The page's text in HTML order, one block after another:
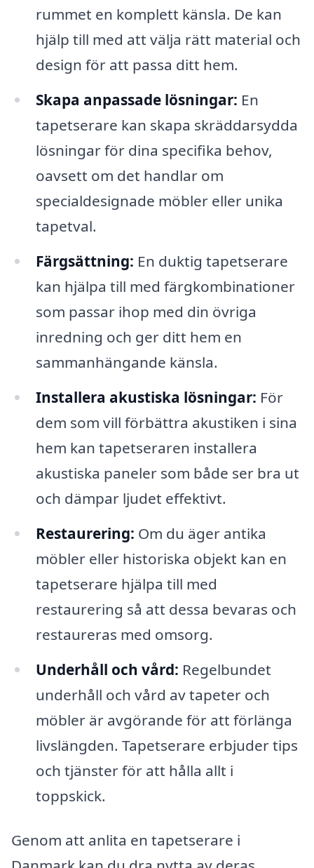
rummet en komplett känsla. De kan
hjälp till med att välja rätt material och
design för att passa ditt hem.
Skapa anpassade lösningar: En
tapetserare kan skapa skräddarsydda
lösningar för dina specifika behov,
oavsett om det handlar om
specialdesignade möbler eller unika
tapetval.
Färgsättning: En duktig tapetserare
kan hjälpa till med färgkombinationer
som passar ihop med din övriga
inredning och ger ditt hem en
sammanhängande känsla.
Installera akustiska lösningar: För
dem som vill förbättra akustiken i sina
hem kan tapetseraren installera
akustiska paneler som både ser bra ut
och dämpar ljudet effektivt.
Restaurering: Om du äger antika
möbler eller historiska objekt kan en
tapetserare hjälpa till med
restaurering så att dessa bevaras och
restaureras med omsorg.
Underhåll och vård: Regelbundet
underhåll och vård av tapeter och
möbler är avgörande för att förlänga
livslängden. Tapetserare erbjuder tips
och tjänster för att hålla allt i
toppskick.
Genom att anlita en tapetserare i